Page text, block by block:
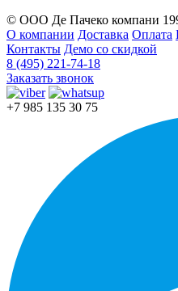
© ООО Де Пачеко компани
О компании Доставка Оплата
Контакты Демо со скидкой
8 (495) 221-74-18
Заказать звонок
+7 985 135 30 75